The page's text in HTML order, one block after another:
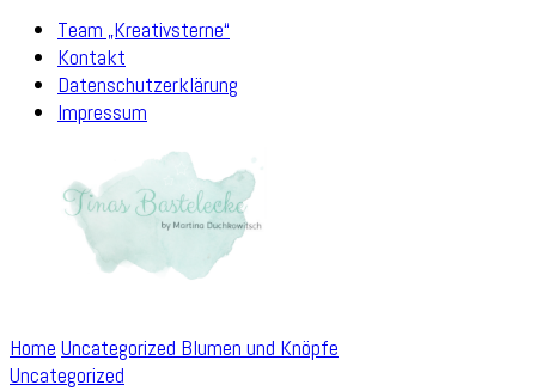
Team „Kreativsterne“
Kontakt
Datenschutzerklärung
Impressum
Home Uncategorized Blumen und Knöpfe
Uncategorized